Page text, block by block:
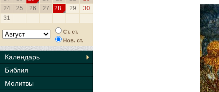
24
25 26 27 28 29
30
31
Ст. ст.
Нов. ст.
Календарь
Библия
Молитвы